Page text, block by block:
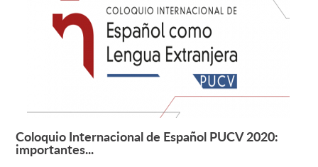
Leer más +
Coloquio Internacional de Español PUCV 2020:
importantes...